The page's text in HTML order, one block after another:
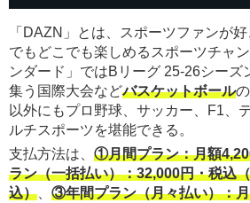
「DAZN」とは、スポーツファンが
でもどこでも楽しめるスポーツチャ
ンダード」ではBリーグ 25-26シーズ
集う国際大会などバスケットボール
以外にもプロ野球、サッカー、F1、
ルチスポーツを堪能できる。
支払方法は、 ①月間プラン：月額
ラン（一括払い）：32,000円・税込
込）
③年間プラン（月々払い）：